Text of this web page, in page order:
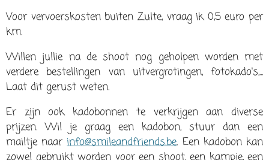
Voor vervoerskosten buiten Zulte, vraag ik 0,5 euro per
km.
Willen jullie na de shoot nog geholpen worden met
verdere bestellingen van uitvergrotingen, fotokado's,...
Laat dit gerust weten.
Er zijn ook kadobonnen te verkrijgen aan diverse
prijzen. Wil je graag een kadobon, stuur dan een
mailtje naarinfo@smileandfriends.be. Een kadobon kan